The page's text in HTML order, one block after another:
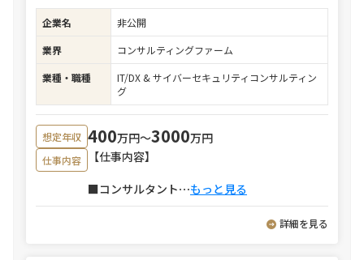
企業名
非公開
業界
コンサルティングファーム
業種・職種
IT/DX & サイバーセキュリティコンサルティン
グ
想定年収 400万円〜3000万円
仕事内容
【仕事内容】
■コンサルタント⋯もっと見る
詳細を見る